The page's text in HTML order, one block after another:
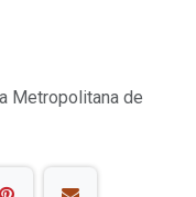
Metropolitana de